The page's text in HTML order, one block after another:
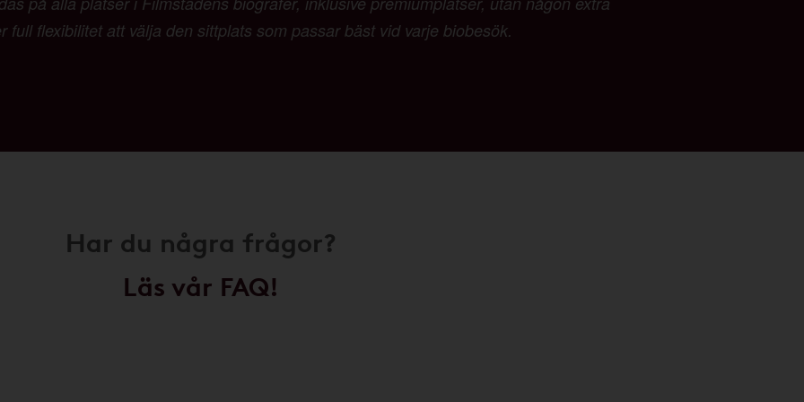
full flexibilitet att välja den sittplats som passar bäst vid varje biobesök.
Har du några frågor?
Läs vår FAQ!